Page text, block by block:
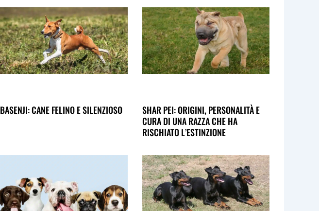
BASENJI: CANE FELINO E SILENZIOSO
SHAR PEI: ORIGINI, PERSONALITÀ E
CURA DI UNA RAZZA CHE HA
RISCHIATO L’ESTINZIONE